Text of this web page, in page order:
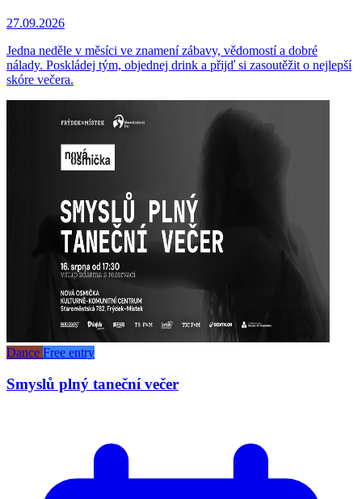
27.09.2026
Jedna neděle v měsíci ve znamení zábavy, vědomostí a dobré
nálady. Poskládej tým, objednej drink a přijď si zasoutěžit o nejlepší
skóre večera.
Dance Free entry
Smyslů plný taneční večer